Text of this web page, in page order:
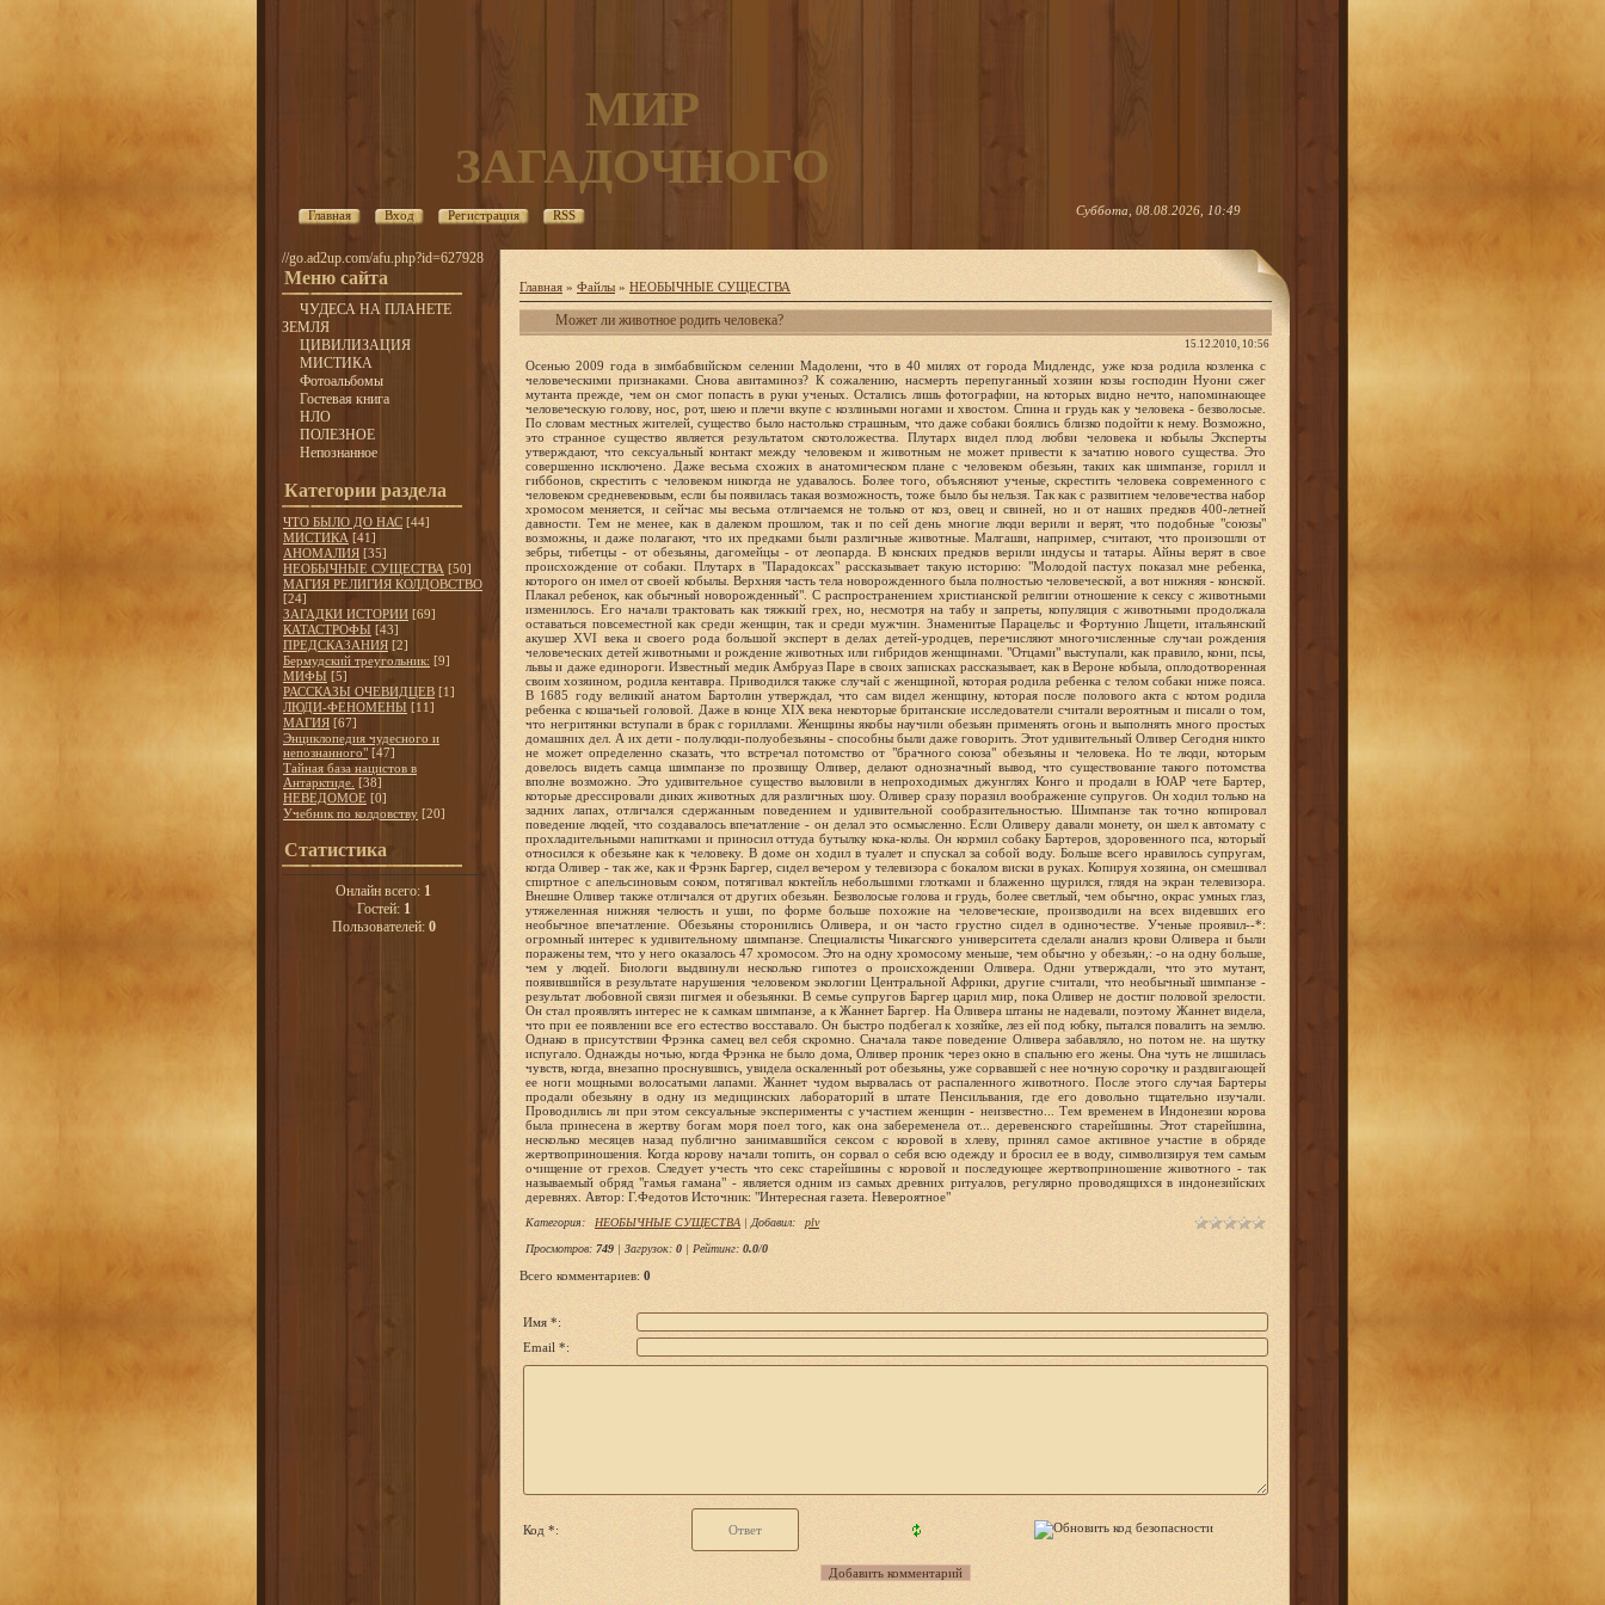
МИР
ЗАГАДОЧНОГО
Главная Вход Регистрация RSS Суббота, 08.08.2026, 10:49
//go.ad2up.com/afu.php?id=627928
Меню сайта
ЧУДЕСА НА ПЛАНЕТЕ
ЗЕМЛЯ
ЦИВИЛИЗАЦИЯ
МИСТИКА
Фотоальбомы
Гостевая книга
НЛО
ПОЛЕЗНОЕ
Непознанное
Категории раздела
ЧТО БЫЛО ДО НАС [44]
МИСТИКА [41]
АНОМАЛИЯ [35]
НЕОБЫЧНЫЕ СУЩЕСТВА [50]
МАГИЯ РЕЛИГИЯ КОЛДОВСТВО
[24]
ЗАГАДКИ ИСТОРИИ [69]
КАТАСТРОФЫ [43]
ПРЕДСКАЗАНИЯ [2]
Бермудский треугольник: [9]
МИФЫ [5]
РАССКАЗЫ ОЧЕВИДЦЕВ [1]
ЛЮДИ-ФЕНОМЕНЫ [11]
МАГИЯ [67]
Энциклопедия чудесного и
непознанного" [47]
Тайная база нацистов в
Антарктиде. [38]
НЕВЕДОМОЕ [0]
Учебник по колдовству [20]
Статистика
Онлайн всего: 1
Гостей: 1
Пользователей: 0
Главная » Файлы » НЕОБЫЧНЫЕ СУЩЕСТВА
Может ли животное родить человека?
15.12.2010, 10:56
Осенью 2009 года в зимбабвийском селении Мадолени, что в 40 милях от города Мидлендс, уже коза родила козленка с
человеческими признаками. Снова авитаминоз? К сожалению, насмерть перепуганный хозяин козы господин Нуони сжег
мутанта прежде, чем он смог попасть в руки ученых. Остались лишь фотографии, на которых видно нечто, напоминающее
человеческую голову, нос, рот, шею и плечи вкупе с козлиными ногами и хвостом. Спина и грудь как у человека - безволосые.
По словам местных жителей, существо было настолько страшным, что даже собаки боялись близко подойти к нему. Возможно,
это странное существо является результатом скотоложества. Плутарх видел плод любви человека и кобылы Эксперты
утверждают, что сексуальный контакт между человеком и животным не может привести к зачатию нового существа. Это
совершенно исключено. Даже весьма схожих в анатомическом плане с человеком обезьян, таких как шимпанзе, горилл и
гиббонов, скрестить с человеком никогда не удавалось. Более того, объясняют ученые, скрестить человека современного с
человеком средневековым, если бы появилась такая возможность, тоже было бы нельзя. Так как с развитием человечества набор
хромосом меняется, и сейчас мы весьма отличаемся не только от коз, овец и свиней, но и от наших предков 400-летней
давности. Тем не менее, как в далеком прошлом, так и по сей день многие люди верили и верят, что подобные "союзы"
возможны, и даже полагают, что их предками были различные животные. Малгаши, например, считают, что произошли от
зебры, тибетцы - от обезьяны, дагомейцы - от леопарда. В конских предков верили индусы и татары. Айны верят в свое
происхождение от собаки. Плутарх в "Парадоксах" рассказывает такую историю: "Молодой пастух показал мне ребенка,
которого он имел от своей кобылы. Верхняя часть тела новорожденного была полностью человеческой, а вот нижняя - конской.
Плакал ребенок, как обычный новорожденный". С распространением христианской религии отношение к сексу с животными
изменилось. Его начали трактовать как тяжкий грех, но, несмотря на табу и запреты, копуляция с животными продолжала
оставаться повсеместной как среди женщин, так и среди мужчин. Знаменитые Парацельс и Фортунио Лицети, итальянский
акушер XVI века и своего рода большой эксперт в делах детей-уродцев, перечисляют многочисленные случаи рождения
человеческих детей животными и рождение животных или гибридов женщинами. "Отцами" выступали, как правило, кони, псы,
львы и даже единороги. Известный медик Амбруаз Паре в своих записках рассказывает, как в Вероне кобыла, оплодотворенная
своим хозяином, родила кентавра. Приводился также случай с женщиной, которая родила ребенка с телом собаки ниже пояса.
В 1685 году великий анатом Бартолин утверждал, что сам видел женщину, которая после полового акта с котом родила
ребенка с кошачьей головой. Даже в конце XIX века некоторые британские исследователи считали вероятным и писали о том,
что негритянки вступали в брак с гориллами. Женщины якобы научили обезьян применять огонь и выполнять много простых
домашних дел. А их дети - полулюди-полуобезьяны - способны были даже говорить. Этот удивительный Оливер Сегодня никто
не может определенно сказать, что встречал потомство от "брачного союза" обезьяны и человека. Но те люди, которым
довелось видеть самца шимпанзе по прозвищу Оливер, делают однозначный вывод, что существование такого потомства
вполне возможно. Это удивительное существо выловили в непроходимых джунглях Конго и продали в ЮАР чете Бартер,
которые дрессировали диких животных для различных шоу. Оливер сразу поразил воображение супругов. Он ходил только на
задних лапах, отличался сдержанным поведением и удивительной сообразительностью. Шимпанзе так точно копировал
поведение людей, что создавалось впечатление - он делал это осмысленно. Если Оливеру давали монету, он шел к автомату с
прохладительными напитками и приносил оттуда бутылку кока-колы. Он кормил собаку Бартеров, здоровенного пса, который
относился к обезьяне как к человеку. В доме он ходил в туалет и спускал за собой воду. Больше всего нравилось супругам,
когда Оливер - так же, как и Фрэнк Баргер, сидел вечером у телевизора с бокалом виски в руках. Копируя хозяина, он смешивал
спиртное с апельсиновым соком, потягивал коктейль небольшими глотками и блаженно щурился, глядя на экран телевизора.
Внешне Оливер также отличался от других обезьян. Безволосые голова и грудь, более светлый, чем обычно, окрас умных глаз,
утяжеленная нижняя челюсть и уши, по форме больше похожие на человеческие, производили на всех видевших его
необычное впечатление. Обезьяны сторонились Оливера, и он часто грустно сидел в одиночестве. Ученые проявил--*:
огромный интерес к удивительному шимпанзе. Специалисты Чикагского университета сделали анализ крови Оливера и были
поражены тем, что у него оказалось 47 хромосом. Это на одну хромосому меньше, чем обычно у обезьян,: -о на одну больше,
чем у людей. Биологи выдвинули несколько гипотез о происхождении Оливера. Одни утверждали, что это мутант,
появившийся в результате нарушения человеком экологии Центральной Африки, другие считали, что необычный шимпанзе -
результат любовной связи пигмея и обезьянки. В семье супругов Баргер царил мир, пока Оливер не достиг половой зрелости.
Он стал проявлять интерес не к самкам шимпанзе, а к Жаннет Баргер. На Оливера штаны не надевали, поэтому Жаннет видела,
что при ее появлении все его естество восставало. Он быстро подбегал к хозяйке, лез ей под юбку, пытался повалить на землю.
Однако в присутствии Фрэнка самец вел себя скромно. Сначала такое поведение Оливера забавляло, но потом не. на шутку
испугало. Однажды ночью, когда Фрэнка не было дома, Оливер проник через окно в спальню его жены. Она чуть не лишилась
чувств, когда, внезапно проснувшись, увидела оскаленный рот обезьяны, уже сорвавшей с нее ночную сорочку и раздвигающей
ее ноги мощными волосатыми лапами. Жаннет чудом вырвалась от распаленного животного. После этого случая Бартеры
продали обезьяну в одну из медицинских лабораторий в штате Пенсильвания, где его довольно тщательно изучали.
Проводились ли при этом сексуальные эксперименты с участием женщин - неизвестно... Тем временем в Индонезии корова
была принесена в жертву богам моря поел того, как она забеременела от... деревенского старейшины. Этот старейшина,
несколько месяцев назад публично занимавшийся сексом с коровой в хлеву, принял самое активное участие в обряде
жертвоприношения. Когда корову начали топить, он сорвал о себя всю одежду и бросил ее в воду, символизируя тем самым
очищение от грехов. Следует учесть что секс старейшины с коровой и последующее жертвоприношение животного - так
называемый обряд "гамья гамана" - является одним из самых древних ритуалов, регулярно проводящихся в индонезийских
деревнях. Автор: Г.Федотов Источник: "Интересная газета. Невероятное"
Категория: НЕОБЫЧНЫЕ СУЩЕСТВА | Добавил:
plv
Просмотров: 749 | Загрузок: 0 | Рейтинг: 0.0/0
Всего комментариев: 0
Имя *:
Email *:
Код *: